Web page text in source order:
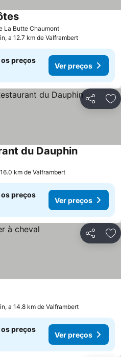
La Butte ChaumontVer preços
Ver preços
a 12.7 km de Valframbert
os preços
Ver preços
Partilhar
du DauphinVer preços
km de Valframbert
os preços
Ver preços
Partilhar
preços
a 14.8 km de Valframbert
os preços
Ver preços